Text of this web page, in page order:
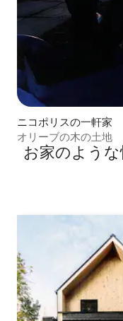
ニコポリスの一軒家
オリーブの木の土地
お家のよう